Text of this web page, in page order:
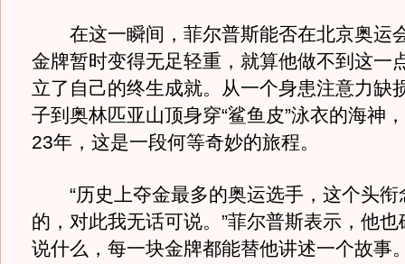
在这一瞬间，菲尔普斯能否在北京奥运
金牌暂时变得无足轻重，就算他做不到这一
立了自己的终生成就。从一个身患注意力缺
子到奥林匹亚山顶身穿“鲨鱼皮”泳衣的海神
23年，这是一段何等奇妙的旅程。
“历史上夺金最多的奥运选手，这个头衔
的，对此我无话可说。”菲尔普斯表示，他
说什么，每一块金牌都能替他讲述一个故事